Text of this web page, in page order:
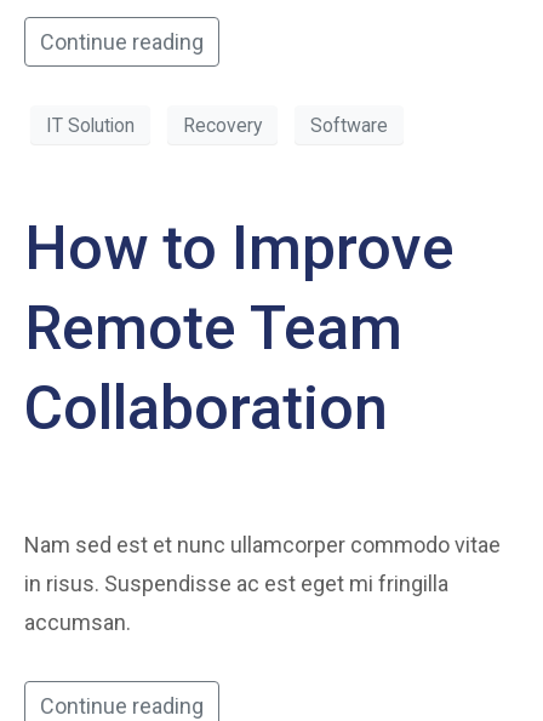
Continue reading
IT Solution Recovery Software
How to Improve
Remote Team
Collaboration
Nam sed est et nunc ullamcorper commodo vitae
in risus. Suspendisse ac est eget mi fringilla
accumsan.
Continue reading